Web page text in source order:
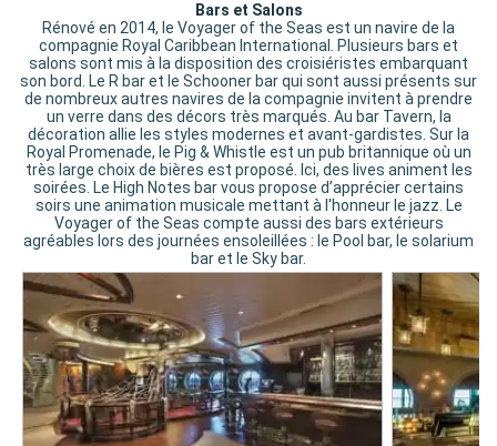
Bars et Salons
Rénové en 2014, le Voyager of the Seas est un navire de la
compagnie Royal Caribbean International. Plusieurs bars et
salons sont mis à la disposition des croisiéristes embarquant
son bord. Le R bar et le Schooner bar qui sont aussi présents sur
de nombreux autres navires de la compagnie invitent à prendre
un verre dans des décors très marqués. Au bar Tavern, la
décoration allie les styles modernes et avant-gardistes. Sur la
Royal Promenade, le Pig & Whistle est un pub britannique où un
très large choix de bières est proposé. Ici, des lives animent les
soirées. Le High Notes bar vous propose d’apprécier certains
soirs une animation musicale mettant à l'honneur le jazz. Le
Voyager of the Seas compte aussi des bars extérieurs
agréables lors des journées ensoleillées : le Pool bar, le solarium
bar et le Sky bar.